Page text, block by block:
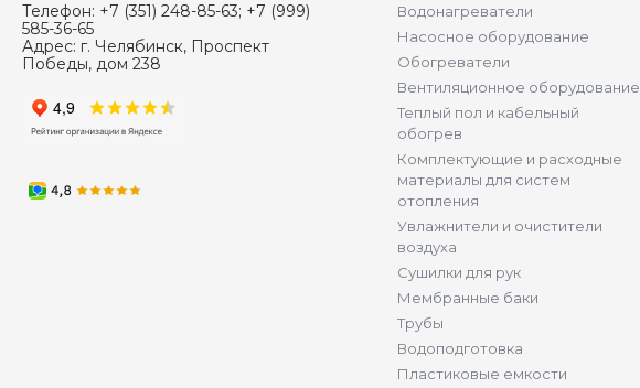
Телефон: +7 (351) 248-85-63; +7 (999)
585-36-65
Адрес: г. Челябинск, Проспект
Победы, дом 238
Водонагреватели
Насосное оборудование
Обогреватели
Вентиляционное оборудование
Теплый пол и кабельный
обогрев
Комплектующие и расходные
материалы для систем
отопления
Увлажнители и очистители
воздуха
Сушилки для рук
Мембранные баки
Трубы
Водоподготовка
Пластиковые емкости